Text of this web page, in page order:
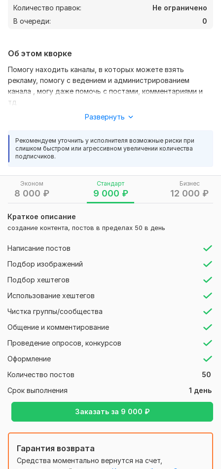
Количество правок:
Не ограничено
В очереди:
0
Эконом
8 000 ₽
Стандарт
9 000 ₽
Бизнес
12 000 ₽
Краткое описание
создание контента, постов в пределах 50 в день
Написание постов
Подбор изображений
Подбор хештегов
Использование хештегов
Чистка группы/сообщества
Общение и комментирование
Проведение опросов, конкурсов
Оформление
Количество постов
50
Срок выполнения
1 день
Заказать за 9 000 ₽
Об этом кворке
Помогу находить каналы, в которых можете взять
рекламу, помогу с ведением и администрированием
канала , могу даже помочь с постами, комментариями и
тд
формулировать свои желания. Со всем остальным я
помогу
Развернуть
Рекомендуем уточнить у исполнителя возможные риски при
слишком быстром или агрессивном увеличении количества
подписчиков.
Гарантия возврата
Средства моментально вернутся на счет,